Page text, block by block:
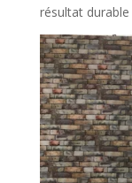
résultat